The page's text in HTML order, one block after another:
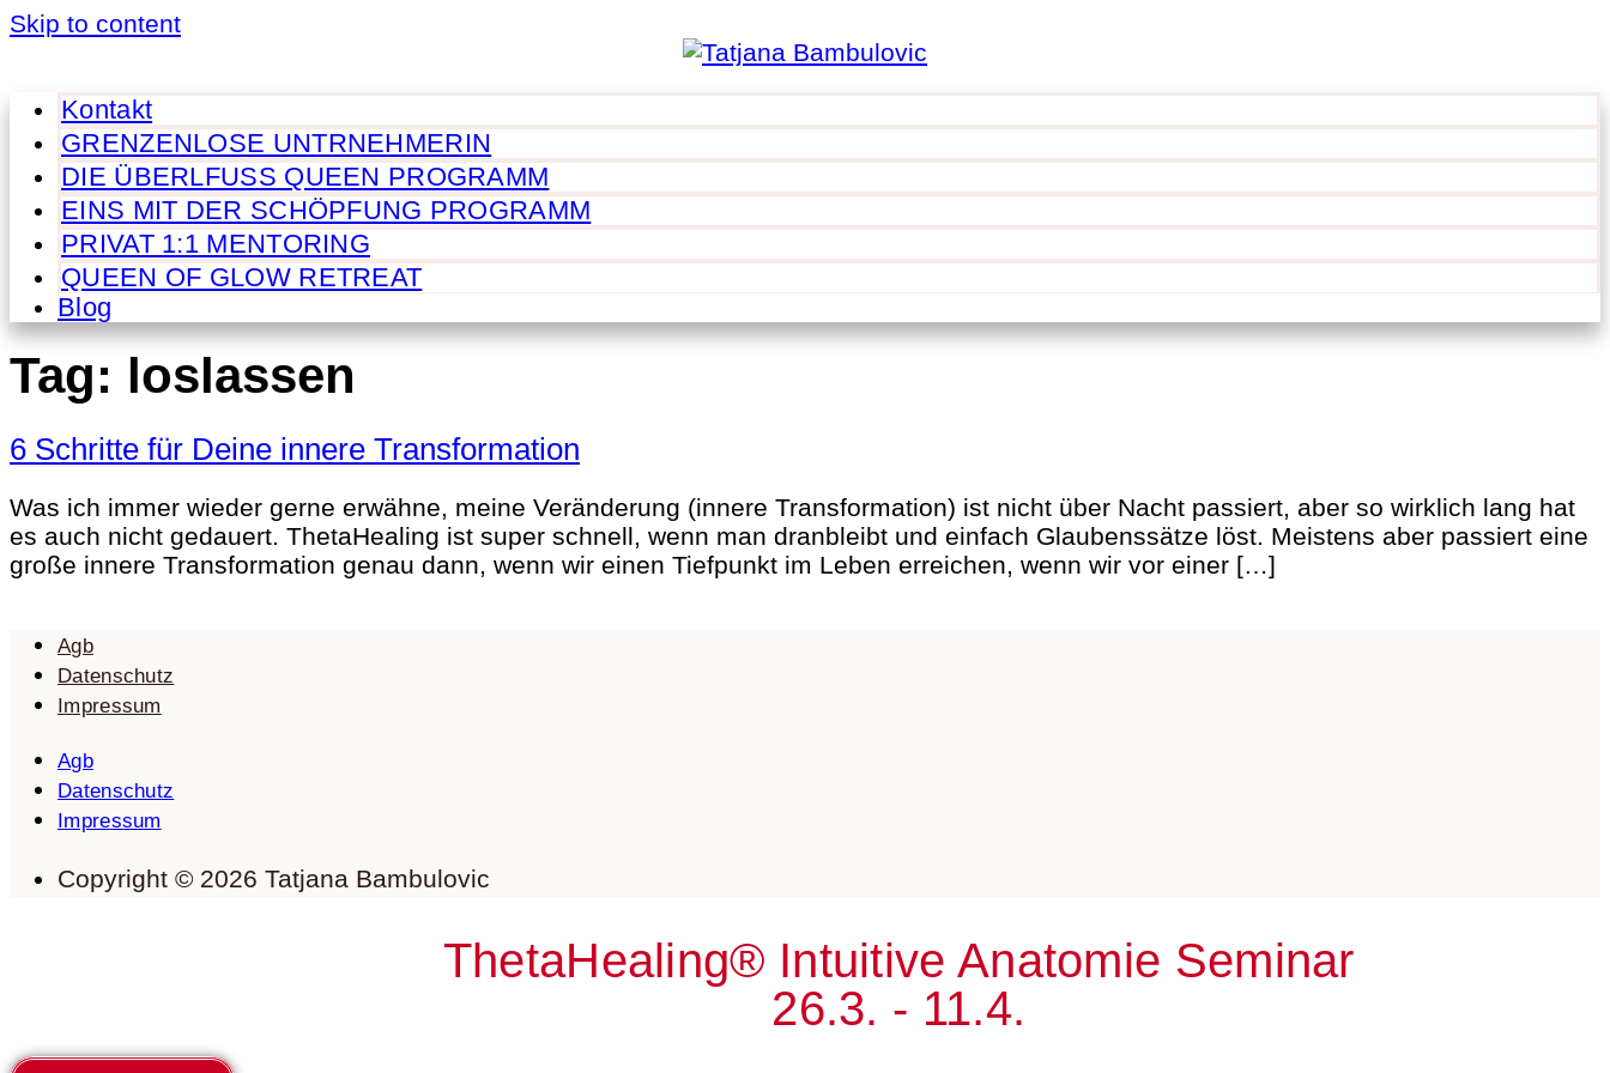
Skip to content
Kontakt
GRENZENLOSE UNTRNEHMERIN
DIE ÜBERLFUSS QUEEN PROGRAMM
EINS MIT DER SCHÖPFUNG PROGRAMM
PRIVAT 1:1 MENTORING
QUEEN OF GLOW RETREAT
Blog
Tag: loslassen
6 Schritte für Deine innere Transformation
Was ich immer wieder gerne erwähne, meine Veränderung (innere Transformation) ist nicht über Nacht passiert, aber so wirklich lang hat
es auch nicht gedauert. ThetaHealing ist super schnell, wenn man dranbleibt und einfach Glaubenssätze löst. Meistens aber passiert eine
große innere Transformation genau dann, wenn wir einen Tiefpunkt im Leben erreichen, wenn wir vor einer […]
Agb
Datenschutz
Impressum
Agb
Datenschutz
Impressum
Copyright © 2026 Tatjana Bambulovic
ThetaHealing® Intuitive Anatomie Seminar
26.3. - 11.4.